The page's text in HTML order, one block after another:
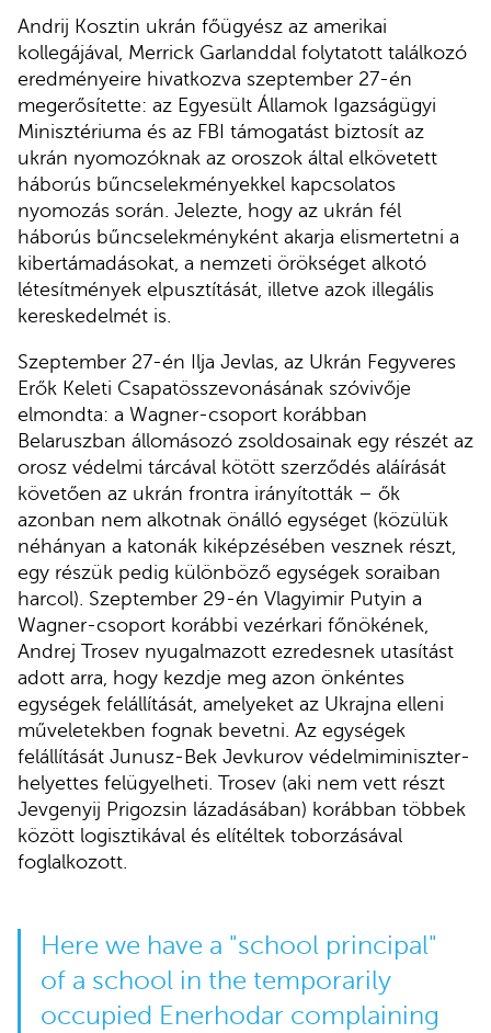
Andrij Kosztin ukrán főügyész az amerikai
kollegájával, Merrick Garlanddal folytatott találkozó
eredményeire hivatkozva szeptember 27-én
megerősítette: az Egyesült Államok Igazságügyi
Minisztériuma és az FBI támogatást biztosít az
ukrán nyomozóknak az oroszok által elkövetett
háborús bűncselekményekkel kapcsolatos
nyomozás során. Jelezte, hogy az ukrán fél
háborús bűncselekményként akarja elismertetni a
kibertámadásokat, a nemzeti örökséget alkotó
létesítmények elpusztítását, illetve azok illegális
kereskedelmét is.
Szeptember 27-én Ilja Jevlas, az Ukrán Fegyveres
Erők Keleti Csapatösszevonásának szóvivője
elmondta: a Wagner-csoport korábban
Belaruszban állomásozó zsoldosainak egy részét az
orosz védelmi tárcával kötött szerződés aláírását
követően az ukrán frontra irányították – ők
azonban nem alkotnak önálló egységet (közülük
néhányan a katonák kiképzésében vesznek részt,
egy részük pedig különböző egységek soraiban
harcol). Szeptember 29-én Vlagyimir Putyin a
Wagner-csoport korábbi vezérkari főnökének,
Andrej Trosev nyugalmazott ezredesnek utasítást
adott arra, hogy kezdje meg azon önkéntes
egységek felállítását, amelyeket az Ukrajna elleni
műveletekben fognak bevetni. Az egységek
felállítását Junusz-Bek Jevkurov védelmiminiszter-
helyettes felügyelheti. Trosev (aki nem vett részt
Jevgenyij Prigozsin lázadásában) korábban többek
között logisztikával és elítéltek toborzásával
foglalkozott.
Here we have a "school principal"
of a school in the temporarily
occupied Enerhodar complaining